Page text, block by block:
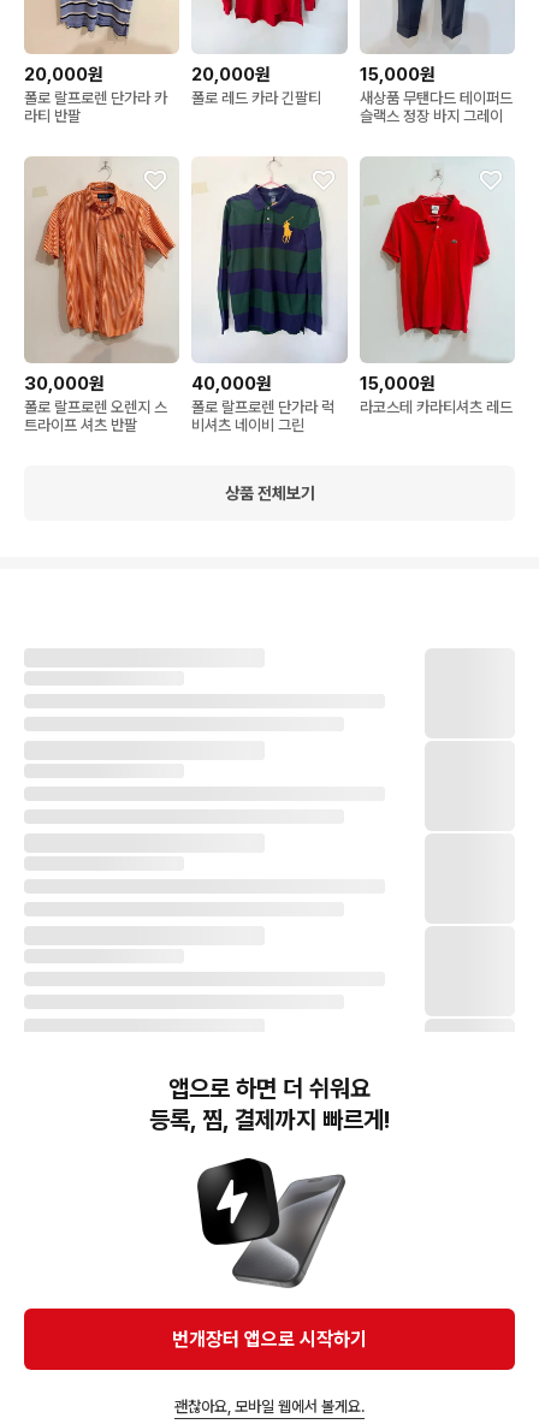
20,000원
폴로 랄프로렌 단가라 카
라티 반팔
20,000원
폴로 레드 카라 긴팔티
15,000원
새상품 무탠다드 테이퍼드
슬랙스 정장 바지 그레이
30,000원
폴로 랄프로렌 오렌지 스
트라이프 셔츠 반팔
40,000원
폴로 랄프로렌 단가라 럭
비셔츠 네이비 그린
15,000원
라코스테 카라티셔츠 레드
상품 전체보기
번개장터(주) 사업자정보, 이용약관 및 기타 법적고지
번개장터㈜는 통신판매중개자이며, 통신판매의 당사자가 아닙니다. 전자상거래 등에서의
소비자보호에 관한 법률 등 관련 법령 및 번개장터㈜의 약관에 따라 상품, 상품정보, 거래에 관한 책임은
개별 판매자에게 귀속하고, 번개장터㈜는 원칙적으로 회원간 거래에 대하여 책임을 지지 않습니다.
다만, 번개장터㈜가 직접 판매하는 상품에 대한 책임은 번개장터㈜에게 귀속합니다.
앱으로 하면 더 쉬워요
등록, 찜, 결제까지 빠르게!
번개장터 앱으로 시작하기
괜찮아요, 모바일 웹에서 볼게요.